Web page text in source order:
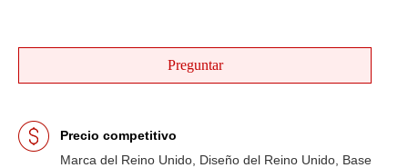
Preguntar
Precio competitivo
Marca del Reino Unido, Diseño del Reino Unido, Base